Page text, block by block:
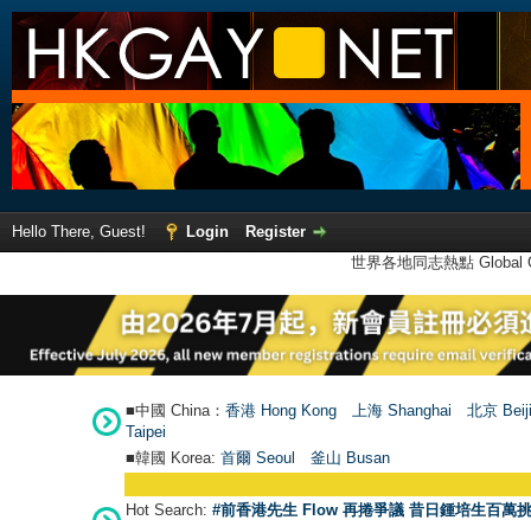
Hello There, Guest! Login
Register
世界各地同志熱點
■中國 China： 香港 Hong Kong 上海 Shanghai
北京
Taipei
■韓國 Korea: 首爾 Seoul 釜山 Busan
Hot Search: #前香港先生 Flow 再捲爭議 昔日鍾培生百萬